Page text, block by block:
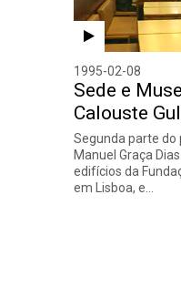
1995-02-08
Sede e
Calouste
Segunda parte
Manuel Graça
edifícios da
em Lisboa, e…